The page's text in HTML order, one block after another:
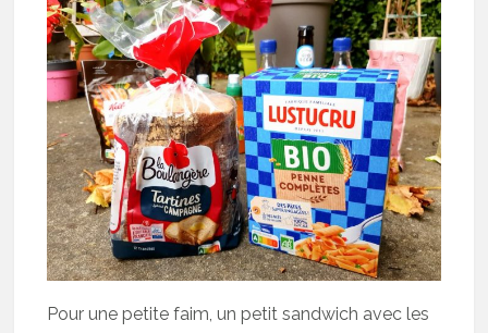
Pour une petite faim, un petit sandwich avec les